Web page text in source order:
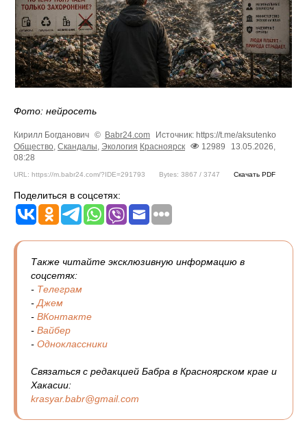
Фото: нейросеть
Кирилл Богданович © Babr24.com
Источник: https://t.me/aksutenko
Общество, Скандалы, Экология Красноярск 12989
13.05.2026,
08:28
URL: https://m.babr24.com/?IDE=291793 Bytes: 3867 / 3747 Скачать PDF
Поделиться в соцсетях:
Также читайте эксклюзивную информацию в
соцсетях:
- Телеграм
-Джем
- ВКонтакте
- Вайбер
- Одноклассники
Связаться с редакцией Бабра в Красноярском крае и
Хакасии:
krasyar.babr@gmail.com